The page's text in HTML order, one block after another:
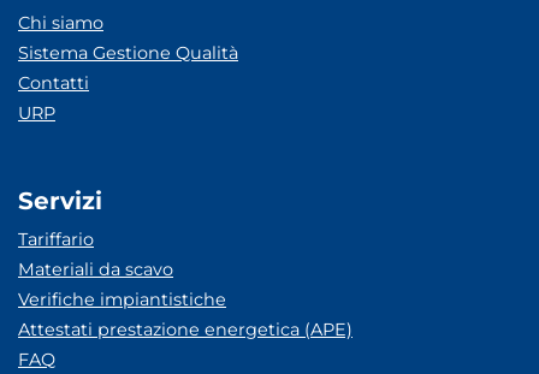
Chi siamo
Sistema Gestione Qualità
Contatti
URP
Servizi
Tariffario
Materiali da scavo
Verifiche impiantistiche
Attestati prestazione energetica (APE)
FAQ